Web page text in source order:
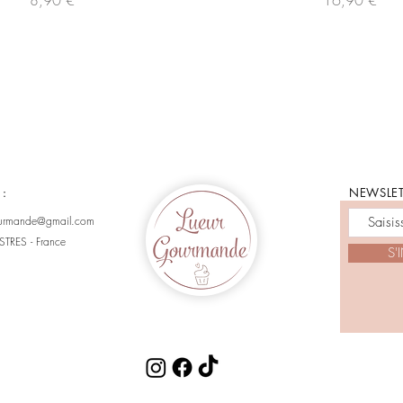
- France